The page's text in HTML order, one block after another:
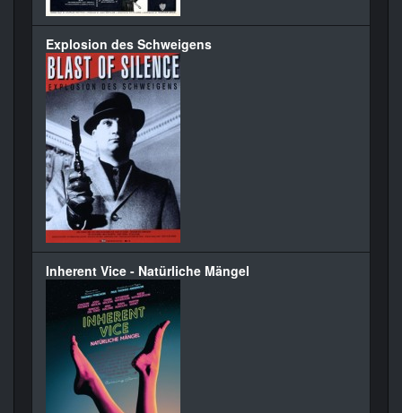
Explosion des Schweigens
Inherent Vice - Natürliche Mängel